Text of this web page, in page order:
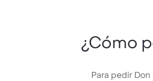
¿Cómo
Para pedir